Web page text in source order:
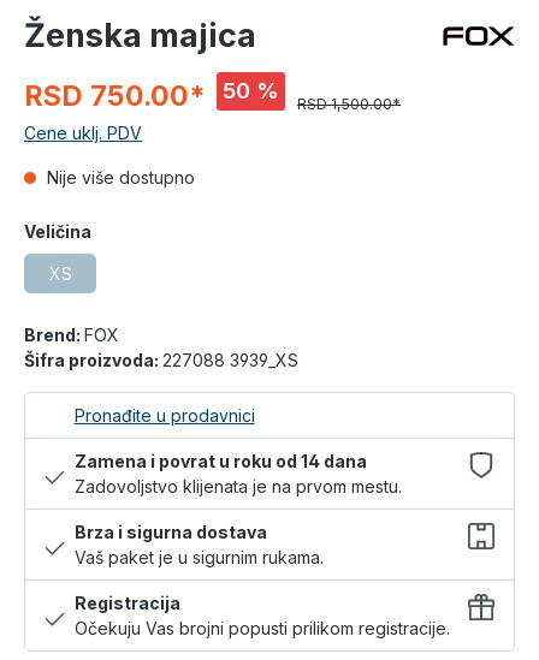
Ženska majica
RSD 750.00* 50 %
RSD 1,500.00*
Cene uklj. PDV
Nije više dostupno
Veličina
XS
Brend: FOX
Šifra proizvoda: 227088 3939_XS
Pronađite u prodavnici
Zamena i povrat u roku od 14 dana
Zadovoljstvo klijenata je na prvom mestu.
Brza i sigurna dostava
Vaš paket je u sigurnim rukama.
Registracija
Očekuju Vas brojni popusti prilikom registracije.